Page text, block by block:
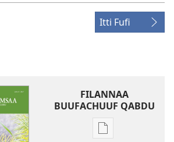
Itti Fufi
FILANNAA
BUUFACHUUF QABDU
Filannaawwan